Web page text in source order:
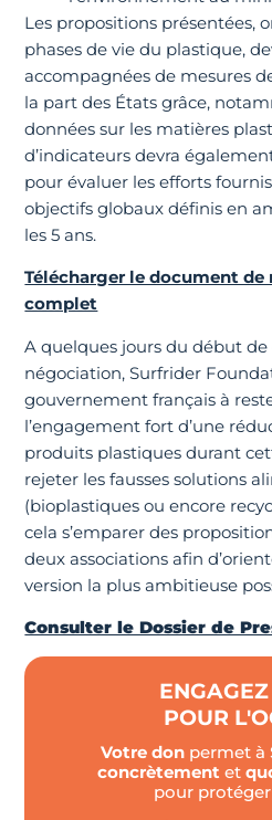
Les propositions présentées,
phases de vie du plastique,
accompagnées de mesures
la part des États grâce,
données sur les matières
d’indicateurs devra
pour évaluer les efforts
objectifs globaux définis en
les 5 ans.
Télécharger le document
complet
A quelques jours du début de
négociation, Surfrider
gouvernement français à
l’engagement fort d’une
produits plastiques durant
rejeter les fausses solutions
(bioplastiques ou encore
cela s’emparer des
deux associations afin
version la plus ambitieuse
Consulter le Dossier de
POUR
Votre donpermet à
concrètement et
pour protéger